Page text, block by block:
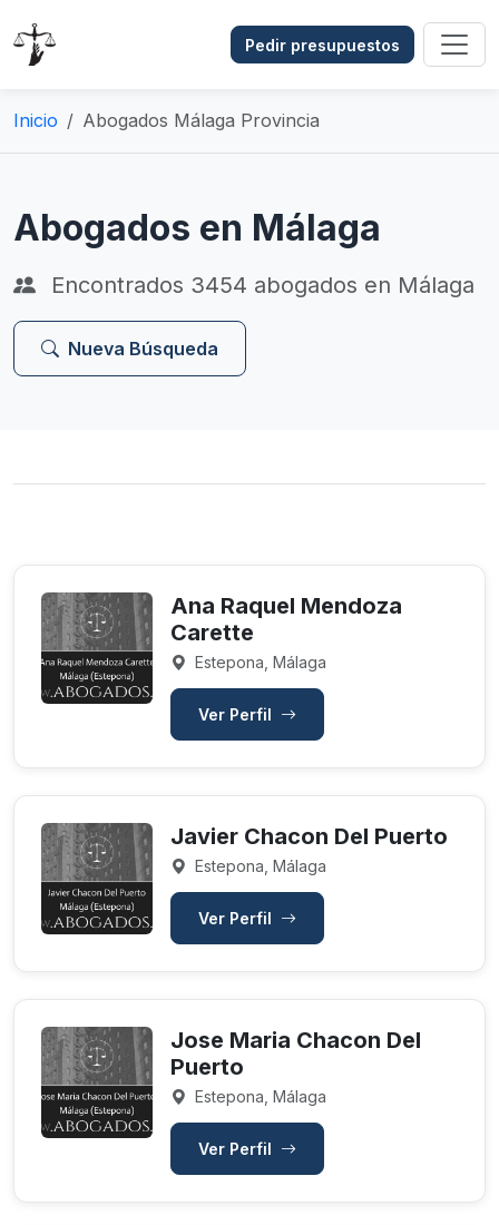
Pedir presupuestos
Inicio Abogados Málaga Provincia
Abogados en Málaga
Encontrados 3454 abogados en Málaga
Nueva Búsqueda
Ana Raquel Mendoza
Carette
Estepona, Málaga
Ver Perfil
Javier Chacon Del Puerto
Estepona, Málaga
Ver Perfil
Jose Maria Chacon Del
Puerto
Estepona, Málaga
Ver Perfil